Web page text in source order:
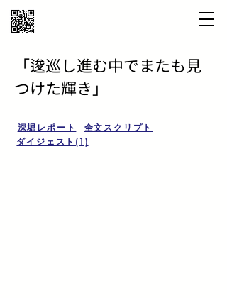
「逡巡し進む中でまたも見
つけた輝き」
ダイジェスト(1)
全文スクリプト
深堀レポート